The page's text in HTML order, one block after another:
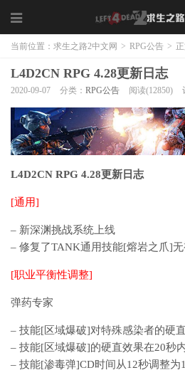
当前位置： 求生之路2中文网 > RPG公告 >
L4D2CN RPG 4.28更新日志
2020-09-07 分类： RPG公告 阅读(12850)
L4D2CN RPG 4.28更新日志
[通用]
– 新深渊挑战系统上线
– 修复了TANK通用技能[熔岩之爪]
[职业平衡性调整]
弹药专家
– 技能[区域爆破]对特殊感染者的硬
– 技能[区域爆破]的硬直效果在20秒
– 技能[渗毒弹]CD时间从12秒调整为